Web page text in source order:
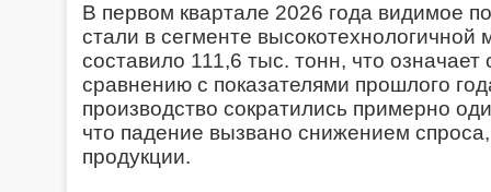
В первом квартале 2026 года видимое
стали в сегменте высокотехнологичной
составило 111,6 тыс. тонн, что
сравнению с показателями прошлого
производство сократились примерно
что падение вызвано снижением
продукции.